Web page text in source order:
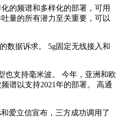
的频谱和多样化的部署，可用
量的所有潜力至关重要，可以
数据诉求。 5g固定无线接入和
也支持毫米波。 今年，亚洲和欧
谱以支持2021年的部署。 高通
爱立信宣布，三方成功调用了